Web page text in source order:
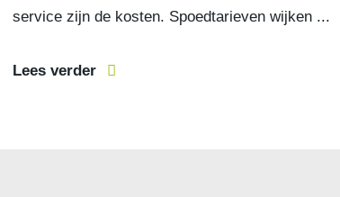
service zijn de kosten. Spoedtarieven wijken ...
Lees verder